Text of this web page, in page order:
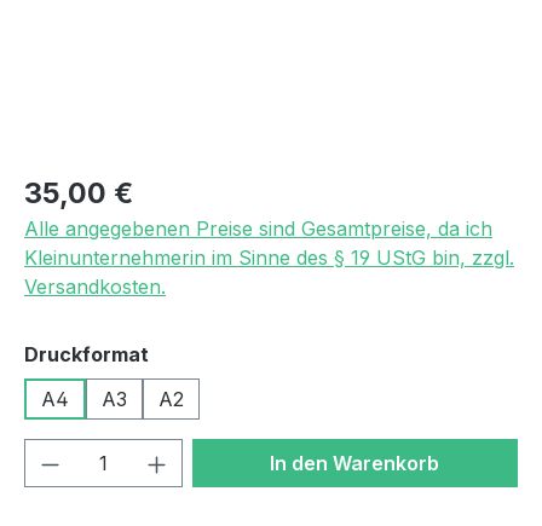
Regulärer Preis:
35,00 €
Alle angegebenen Preise sind Gesamtpreise, da ich
Kleinunternehmerin im Sinne des § 19 UStG bin, zzgl.
Versandkosten.
Druckformat
A4
A3 A2
Produkt Anzahl: Gib denIn den Warenkorb